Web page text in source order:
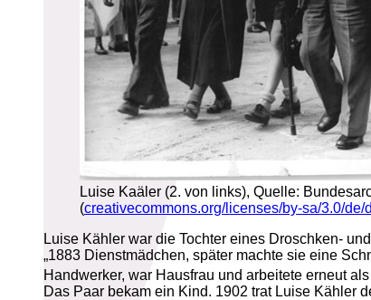
Luise Kaäler (2. von links), Quelle:
(creativecommons.org/licenses/by-sa/3.0/de/
Luise Kähler war die Tochter eines Droschken-
„1883 Dienstmädchen, später machte sie eine
Handwerker, war Hausfrau und arbeitete erneut
Das Paar bekam ein Kind. 1902 trat Luise Kähler